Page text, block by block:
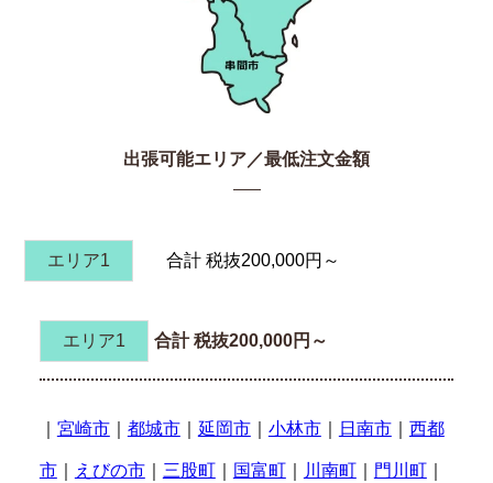
出張可能エリア／最低注文金額
エリア1 合計 税抜200,000円～
エリア1 合計 税抜200,000円～
宮崎市｜ 都城市｜ 延岡市｜ 小林市｜ 日南市｜ 西都
市｜ えびの市｜ 三股町 国富町 川南町 門川町